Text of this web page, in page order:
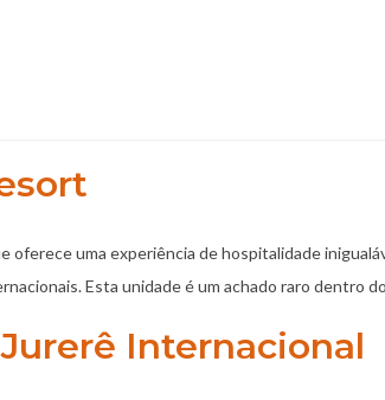
oferece uma experiência de hospitalidade
Esta unidade é um achado raro dentro
Internacional